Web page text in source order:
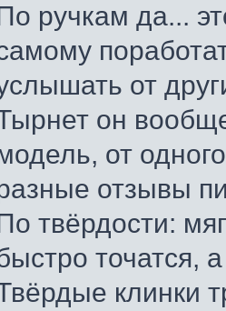
ручкам да...
от
он
от
отзывы
твёрдости:
точатся,
клинки